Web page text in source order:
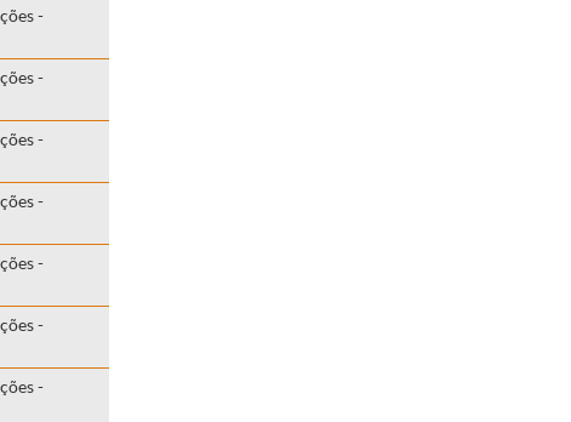
-
-
-
-
-
-
-